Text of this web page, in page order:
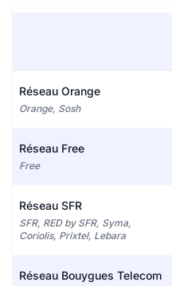
Réseau Orange
Orange, Sosh
Réseau Free
Free
Réseau SFR
SFR, RED by SFR, Syma,
Coriolis, Prixtel, Lebara
Réseau Bouygues Telecom